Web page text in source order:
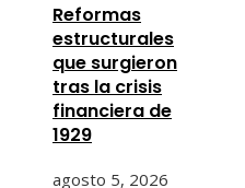
Reformas
estructurales
que surgieron
tras la crisis
financiera de
1929
agosto 5, 2026